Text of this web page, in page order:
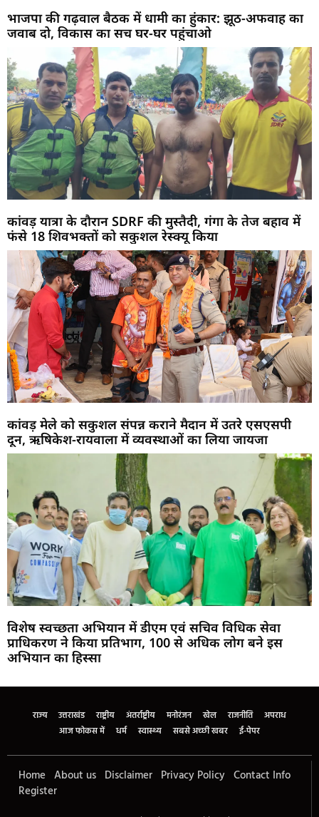
भाजपा की गढ़वाल बैठक में धामी का हुंकार: झूठ-अफवाह का
जवाब दो, विकास का सच घर-घर पहुंचाओ
कांवड़ यात्रा के दौरान SDRF की मुस्तैदी, गंगा के तेज बहाव में
फंसे 18 शिवभक्तों को सकुशल रेस्क्यू किया
कांवड़ मेले को सकुशल संपन्न कराने मैदान में उतरे एसएसपी
दून, ऋषिकेश-रायवाला में व्यवस्थाओं का लिया जायजा
विशेष स्वच्छता अभियान में डीएम एवं सचिव विधिक सेवा
प्राधिकरण ने किया प्रतिभाग, 100 से अधिक लोग बने इस
अभियान का हिस्सा
राज्य उत्तराखंड राष्ट्रीय अंतर्राष्ट्रीय मनोरंजन खेल राजनीति
अपराध
आज फोकस में
धर्म स्वास्थ्य सबसे अच्छी खबर ई-पेपर
Home About us Disclaimer Privacy Policy Contact Info
Register